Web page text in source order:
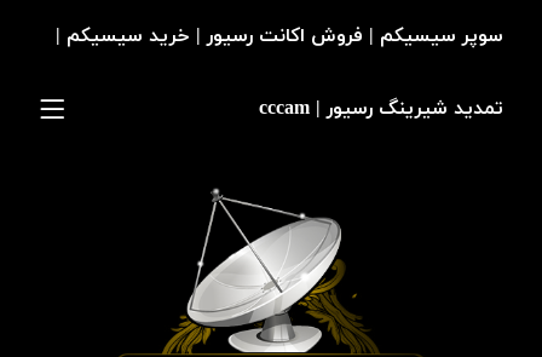
سوپر سیسیکم | فروش اکانت رسیور | خرید سیسیکم |
تمدید شیرینگ رسیور | cccam